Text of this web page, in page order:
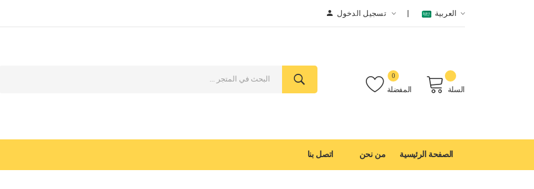
تسجيل الدخول العربية
المفضلة
0
السلة
الصفحة الرئيسية من نحن اتصل بنا